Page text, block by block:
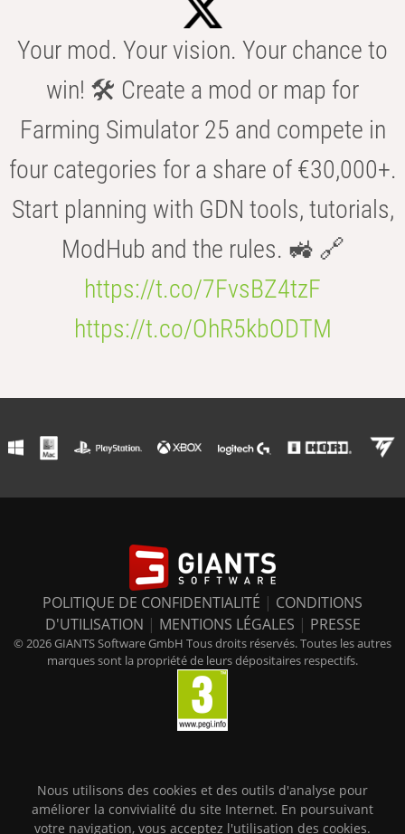
Your mod. Your vision. Your chance to
win! 🛠️ Create a mod or map for
Farming Simulator 25 and compete in
four categories for a share of €30,000+.
Start planning with GDN tools, tutorials,
ModHub and the rules. 🚜 🔗
https://t.co/7FvsBZ4tzF
https://t.co/OhR5kbODTM
POLITIQUE DE CONFIDENTIALITÉ | CONDITIONS
D'UTILISATION | MENTIONS LÉGALES | PRESSE
© 2026 GIANTS Software GmbH Tous droits réservés. Toutes les autres
marques sont la propriété de leurs dépositaires respectifs.
Nous utilisons des cookies et des outils d'analyse pour
améliorer la convivialité du site Internet. En poursuivant
votre navigation, vous acceptez l'utilisation des cookies.